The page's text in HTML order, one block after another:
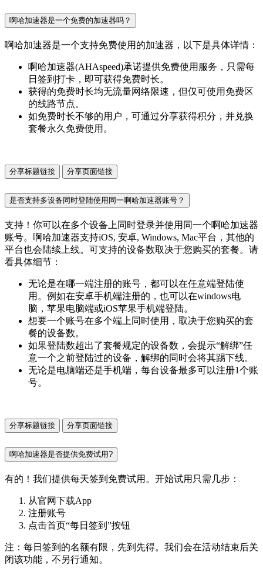
啊哈加速器是一个免费的加速器吗？
啊哈加速器是一个支持免费使用的加速器，以下是具体详情：
啊哈加速器(AHAspeed)承诺提供免费使用服务，只需每
日签到打卡，即可获得免费时长。
获得的免费时长均无流量网络限速，但仅可使用免费区
的线路节点。
如免费时长不够的用户，可通过分享获得积分，并兑换
套餐永久免费使用。
分享标题链接 分享页面链接
是否支持多设备同时登陆使用同一啊哈加速器账号？
支持！你可以在多个设备上同时登录并使用同一个啊哈加速器
账号。啊哈加速器支持iOS, 安卓, Windows, Mac平台，其他的
平台也会陆续上线。可支持的设备数取决于您购买的套餐。请
看具体细节：
无论是在哪一端注册的账号，都可以在任意端登陆使
用。例如在安卓手机端注册的，也可以在windows电
脑，苹果电脑端或iOS苹果手机端登陆。
想要一个账号在多个端上同时使用，取决于您购买的套
餐的设备数。
如果登陆数超出了套餐规定的设备数，会提示“解绑”任
意一个之前登陆过的设备，解绑的同时会将其踢下线。
无论是电脑端还是手机端，每台设备最多可以注册1个账
号。
分享标题链接 分享页面链接
啊哈加速器是否提供免费试用?
有的！我们提供每天签到免费试用。开始试用只需几步：
从官网下载App
注册账号
点击首页“每日签到”按钮
注：每日签到的名额有限，先到先得。我们会在活动结束后关
闭该功能，不另行通知。